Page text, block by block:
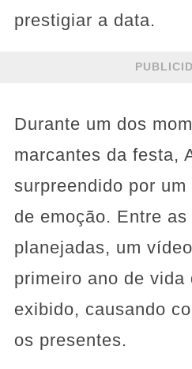
prestigiar a data.
Durante um dos
marcantes da festa,
surpreendido por
de emoção. Entre
planejadas, um
primeiro ano de vida
exibido, causando
os presentes.